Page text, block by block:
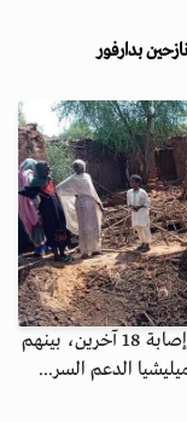
أعلنت شبكة أطباء السودان، مقتل 10 مدنيين وإصابة 18 آخرين، بينهم
الدعم السر...